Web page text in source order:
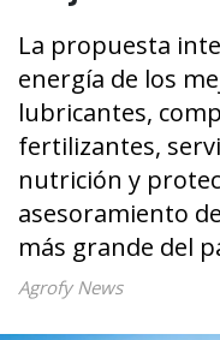
La propuesta
energía de los
lubricantes,
fertilizantes,
nutrición y
asesoramiento
más grande del
Agrofy News